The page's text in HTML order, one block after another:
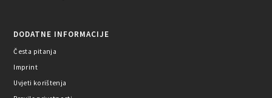
DODATNE INFORMACIJE
Česta pitanja
Imprint
Uvjeti korištenja